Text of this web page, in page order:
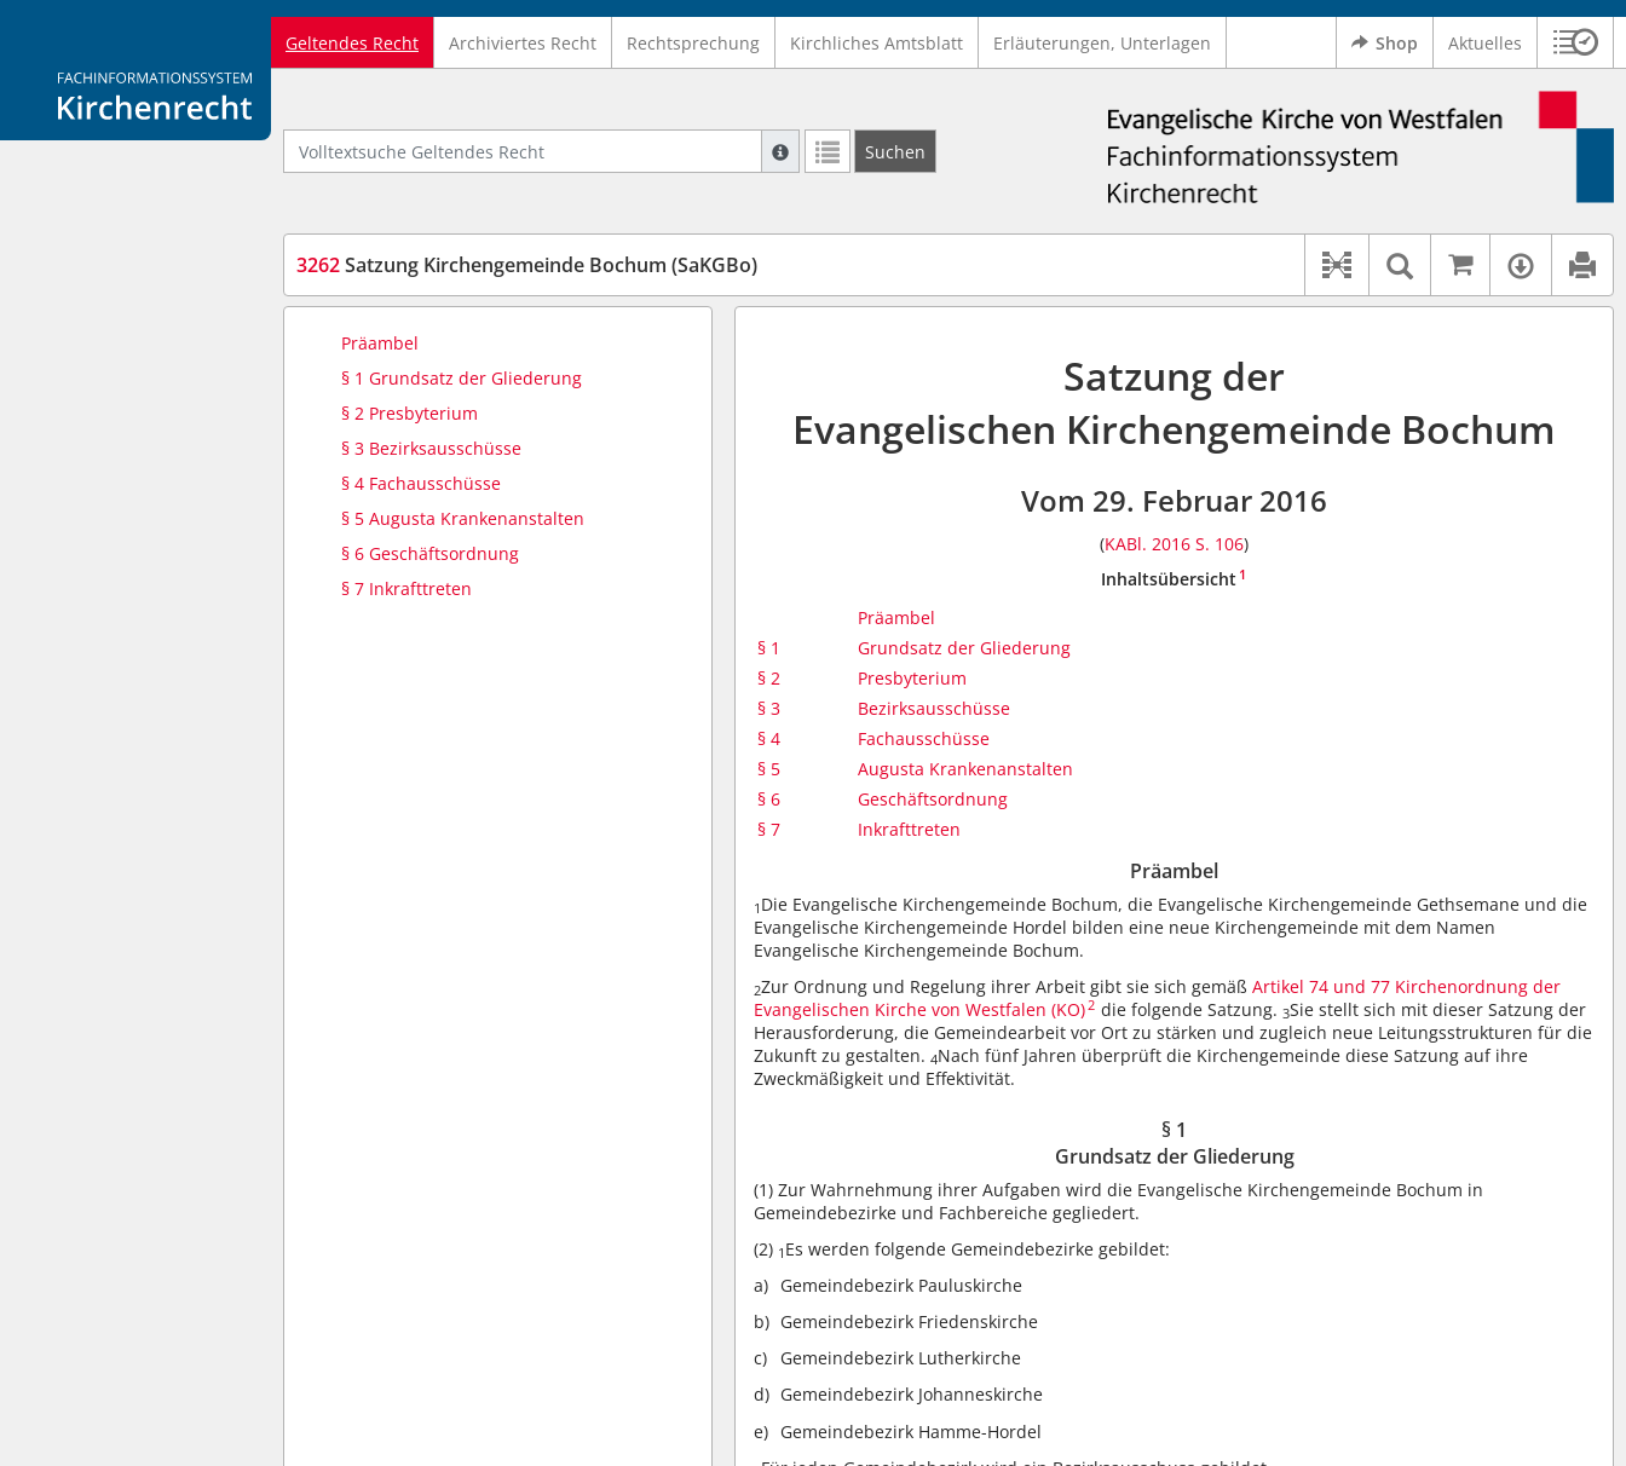
Logo Fachinformationssystem Kirchenrecht
Geltendes Recht Archiviertes Recht Rechtsprechung Kirchliches Amtsblatt Erläuterungen, Unterlagen Shop Aktuelles
Volltextsuche Geltendes Recht
Suche mit Platzhalter "*", Bsp. Pfarrer*, findet auch: "Pfarrerinitiative" oder "Pfarrerausschuss".
Weitere Suchoperatoren finden Sie in unserer Hilfe.
Suchen
3262Satzung Kirchengemeinde Bochum (SaKGBo)
Dokument-Beziehungen
Textsuche im
Auf
Präambel
§ 1 Grundsatz der Gliederung
§ 2 Presbyterium
§ 3 Bezirksausschüsse
§ 4 Fachausschüsse
§ 5 Augusta Krankenanstalten
§ 6 Geschäftsordnung
§ 7 Inkrafttreten
Satzung der
Evangelischen Kirchengemeinde Bochum
Vom 29. Februar 2016
(KABl. 2016 S. 106)
Inhaltsübersicht 1
Präambel
§ 1
Grundsatz der Gliederung
§ 2
Presbyterium
§ 3
Bezirksausschüsse
§ 4
Fachausschüsse
§ 5
Augusta Krankenanstalten
§ 6
Geschäftsordnung
§ 7
Inkrafttreten
Präambel
1 Die Evangelische Kirchengemeinde Bochum, die Evangelische Kirchengemeinde Gethsemane und die
Evangelische Kirchengemeinde Hordel bilden eine neue Kirchengemeinde mit dem Namen
Evangelische Kirchengemeinde Bochum.
2Zur Ordnung und Regelung ihrer Arbeit gibt sie sich gemäßArtikel 74 und 77 Kirchenordnung der
Evangelischen Kirche von Westfalen (KO) 2 die folgende Satzung.3Sie stellt sich mit dieser Satzung der
Herausforderung, die Gemeindearbeit vor Ort zu stärken und zugleich neue Leitungsstrukturen für die
Zukunft zu gestalten.4Nach fünf Jahren überprüft die Kirchengemeinde diese Satzung auf ihre
Zweckmäßigkeit und Effektivität.
§ 1
Grundsatz der Gliederung
(1) Zur Wahrnehmung ihrer Aufgaben wird die Evangelische Kirchengemeinde Bochum in
Gemeindebezirke und Fachbereiche gegliedert.
(2) 1 Es werden folgende Gemeindebezirke gebildet:
Gemeindebezirk Pauluskirche
Gemeindebezirk Friedenskirche
Gemeindebezirk Lutherkirche
Gemeindebezirk Johanneskirche
Gemeindebezirk Hamme-Hordel